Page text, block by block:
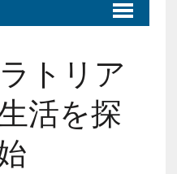
トリア
活を探